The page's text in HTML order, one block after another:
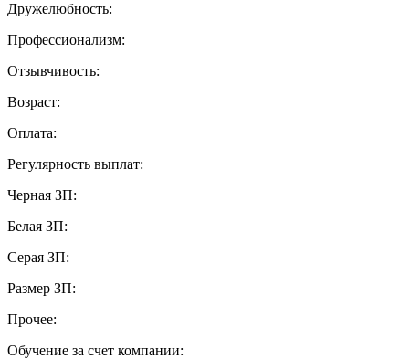
Дружелюбность:
Профессионализм:
Отзывчивость:
Возраст:
Оплата:
Регулярность выплат:
Черная ЗП:
Белая ЗП:
Серая ЗП:
Размер ЗП:
Прочее:
Обучение за счет компании: